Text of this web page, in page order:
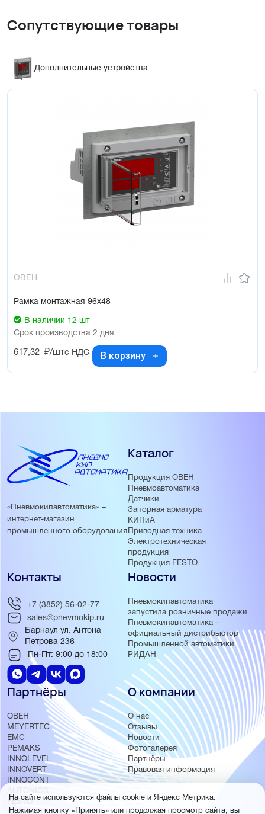
Сопутствующие товары
Дополнительные устройства
ОВЕН
Рамка монтажная 96х48
В наличии 12 шт
Срок производства 2 дня
617,32 ₽/штс НДС В корзину
«Пневмокипавтоматика» –
интернет-магазин
промышленного оборудования
Каталог
Продукция ОВЕН
Пневмоавтоматика
Датчики
Запорная арматура
КИПиА
Приводная техника
Электротехническая
продукция
Продукция FESTO
Новости
Пневмокипавтоматика
запустила розничные продажи
Пневмокипавтоматика –
официальный дистрибьютор
Промышленной автоматики
РИДАН
Партнёры
ОВЕН
MEYERTEC
EMC
PEMAKS
INNOLEVEL
INNOVERT
INNOCONT
AUTONICS
FESTO
О компании
О нас
Отзывы
Новости
Фотогалерея
Партнёры
Правовая информация
Контакты
+7 (3852) 56-02-77
sales@pnevmokip.ru
Барнаул ул. Антона
Петрова 236
Пн-Пт: 9:00 до 18:00
На сайте используются файлы cookie и Яндекс Метрика.
Нажимая кнопку «Принять» или продолжая просмотр сайта, вы